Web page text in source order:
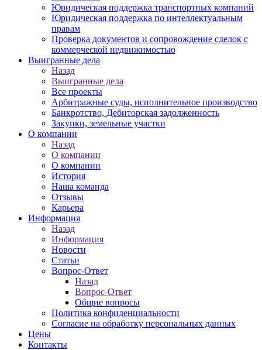
Юридическая поддержка транспортных компаний
Юридическая поддержка по интеллектуальным
правам
Проверка документов и сопровождение сделок с
коммерческой недвижимостью
Выигранные дела
Назад
Выигранные дела
Все проекты
Арбитражные суды, исполнительное производство
Банкротство, Дебиторская задолженность
Закупки, земельные участки
О компании
Назад
О компании
О компании
История
Наша команда
Отзывы
Карьера
Информация
Назад
Информация
Новости
Статьи
Вопрос-Ответ
Назад
Вопрос-Ответ
Общие вопросы
Политика конфиденциальности
Согласие на обработку персональных данных
Цены
Контакты